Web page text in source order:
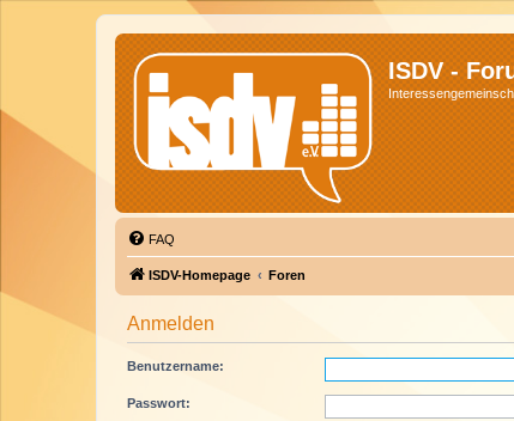
ISDV -
FAQ
ISDV-Homepage Foren
Anmelden
Benutzername:
Passwort: